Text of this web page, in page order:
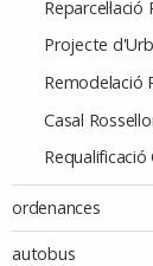
Reparcel·lació
Projecte
Remodelació
Casal
Requalificació
ordenances
autobus